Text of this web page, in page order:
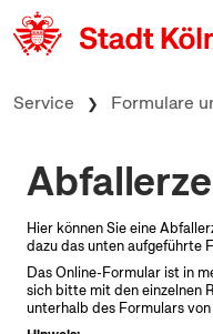
zum Inhalt springen
Service Formulare
Hier können Sie eine
dazu das unten aufgeführte
DasOnline-Formular ist in
sich bitte mit den einzelnen
unterhalb des Formulars